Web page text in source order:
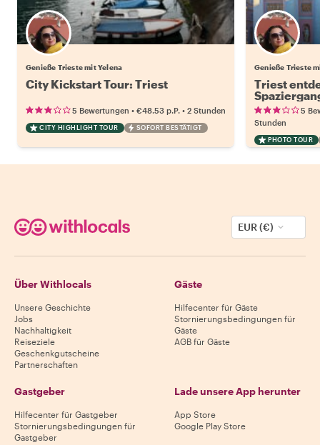
Genieße Trieste mit Yelena
City Kickstart Tour: Triest
5 Bewertungen • €48.53 p.P. • 2 Stunden
CITY HIGHLIGHT TOUR SOFORT BESTÄTIGT
Genieße Trieste
Triest
5
Stunden
PHOTO TOUR
EUR (€)
Über Withlocals
Unsere Geschichte
Jobs
Nachhaltigkeit
Reiseziele
Geschenkgutscheine
Partnerschaften
Gäste
Hilfecenter für Gäste
Stornierungsbedingungen für
Gäste
AGB für Gäste
Gastgeber
Hilfecenter für Gastgeber
Stornierungsbedingungen für
Gastgeber
Lade unsere App herunter
App Store
Google Play Store